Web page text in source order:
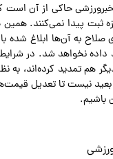
حاکی از آن است
ثبت ‌پیدا نمی‌کنند.
صلاح به آن‌ها ابلاغ شده
داده نخواهد شد. در
هم تمدید کرده‌اند،
نیست تا تعدیل
باشیم.